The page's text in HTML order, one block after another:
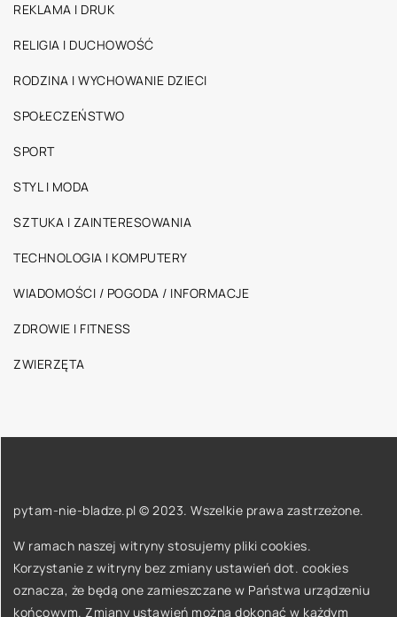
REKLAMA I DRUK
RELIGIA I DUCHOWOŚĆ
RODZINA I WYCHOWANIE DZIECI
SPOŁECZEŃSTWO
SPORT
STYL I MODA
SZTUKA I ZAINTERESOWANIA
TECHNOLOGIA I KOMPUTERY
WIADOMOŚCI / POGODA / INFORMACJE
ZDROWIE I FITNESS
ZWIERZĘTA
pytam-nie-bladze.pl © 2023. Wszelkie prawa zastrzeżone.
W ramach naszej witryny stosujemy pliki cookies.
Korzystanie z witryny bez zmiany ustawień dot. cookies
oznacza, że będą one zamieszczane w Państwa urządzeniu
końcowym. Zmiany ustawień można dokonać w każdym